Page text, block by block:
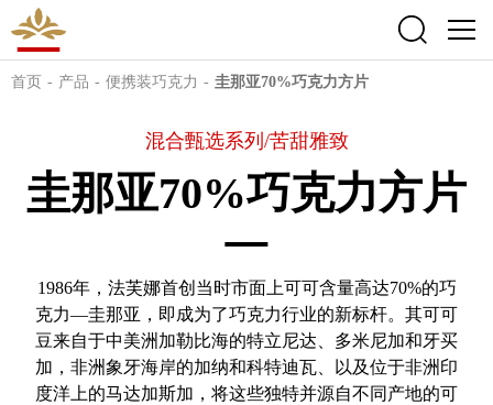
首页 - 产品 - 便携装巧克力 - 圭那亚70%巧克力方片
混合甄选系列/苦甜雅致
圭那亚70%巧克力方片
1986年，法芙娜首创当时市面上可可含量高达70%的巧
克力—圭那亚，即成为了巧克力行业的新标杆。其可可
豆来自于中美洲加勒比海的特立尼达、多米尼加和牙买
加，非洲象牙海岸的加纳和科特迪瓦、以及位于非洲印
度洋上的马达加斯加，将这些独特并源自不同产地的可